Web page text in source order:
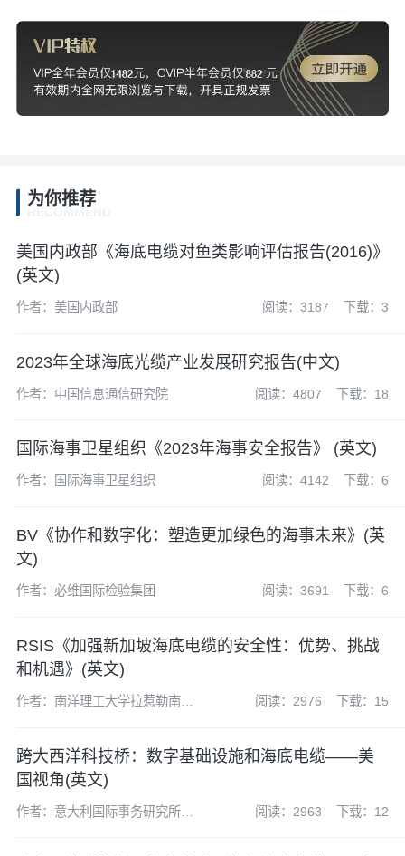
为你推荐
美国内政部《海底电缆对鱼类影响评估报告(2016)》
(英文)
作者：美国内政部 阅读：3187 下载：3
2023年全球海底光缆产业发展研究报告(中文)
作者：中国信息通信研究院 阅读：4807 下载：18
国际海事卫星组织《2023年海事安全报告》 (英文)
作者：国际海事卫星组织 阅读：4142 下载：6
BV《协作和数字化：塑造更加绿色的海事未来》(英
文)
作者：必维国际检验集团 阅读：3691 下载：6
RSIS《加强新​​加坡海底电缆的安全性：优势、挑战
和机遇》(英文)
作者：南洋理工大学拉惹勒南国
阅读：2976 下载：15
跨大西洋科技桥：数字基础设施和海底电缆——美
国视角(英文)
作者：意大利国际事务研究所
阅读：2963 下载：12